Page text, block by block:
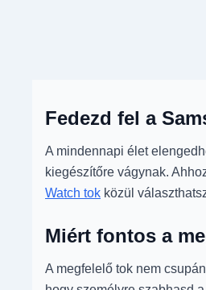
Fedezd fel a
A mindennapi élet
kiegészítőre vágynak.
Watch tok közül
Miért fontos a
A megfelelő tok nem csupán